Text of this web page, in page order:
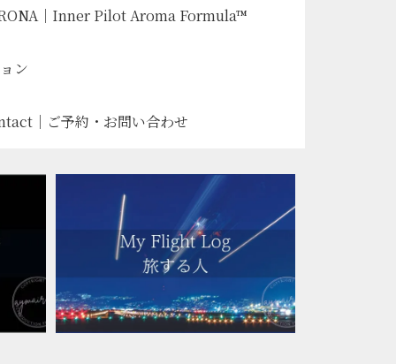
｜Inner Pilot Aroma Formula™
ン
｜ご予約・お問い合わせ